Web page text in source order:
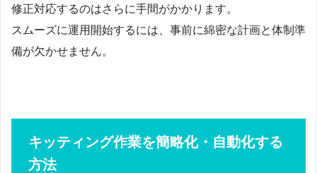
修正対応するのはさらに手間がかかります。
スムーズに運用開始するには、事前に綿密な計画と体制準
備が欠かせません。
キッティング作業を簡略化・自動化する
方法